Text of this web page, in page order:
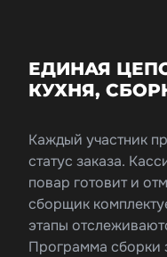
ЕДИНАЯ
КУХНЯ,
Каждый участник
статус заказа.
повар готовит и
сборщик
этапы
Программа сборки